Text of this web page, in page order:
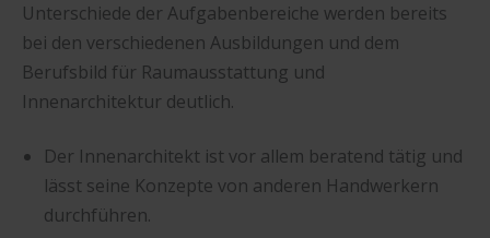
Unterschiede der Aufgabenbereiche werden bereits
bei den verschiedenen Ausbildungen und dem
Berufsbild für Raumausstattung und
Innenarchitektur deutlich.
Der Innenarchitekt ist vor allem beratend tätig und
lässt seine Konzepte von anderen Handwerkern
durchführen.